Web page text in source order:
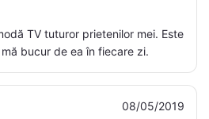
TV tuturor prietenilor mei. Este
bucur de ea în fiecare zi.
08/05/2019